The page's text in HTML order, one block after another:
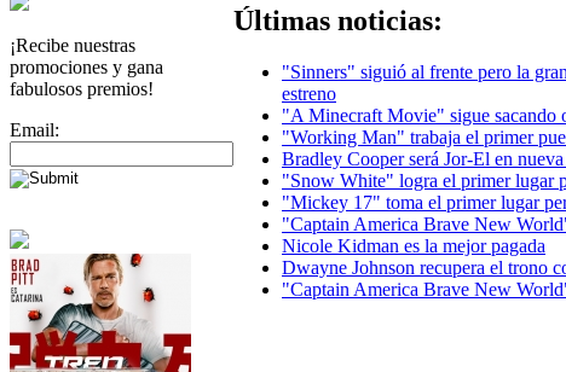
¡Recibe nuestras
promociones y gana
fabulosos premios!
Email:
Últimas noticias:
"Sinners" siguió al frente pero la
estreno
"A Minecraft Movie" sigue sacando
"Working Man" trabaja el primer
Bradley Cooper será Jor-El en
"Snow White" logra el primer lugar
"Mickey 17" toma el primer lugar
"Captain America Brave New
Nicole Kidman es la mejor pagada
Dwayne Johnson recupera el trono
"Captain America Brave New